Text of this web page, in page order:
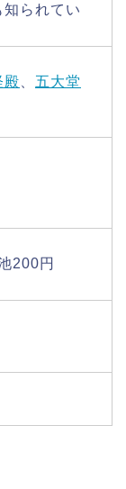
られてい
殿
五大堂
200円